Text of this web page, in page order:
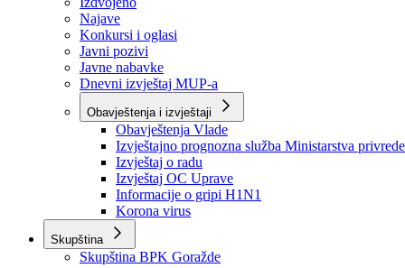
Aktuelno
Sve vijesti
Izdvojeno
Najave
Konkursi i oglasi
Javni pozivi
Javne nabavke
Dnevni izvještaj MUP-a
Obavještenja i izvještaji
Obavještenja Vlade
Izvještajno prognozna služba Ministarstva privrede
Izvještaj o radu
Izvještaj OC Uprave
Informacije o gripi H1N1
Korona virus